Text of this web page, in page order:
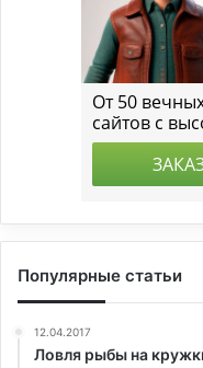
Популярные статьи
12.04.2017
Ловля рыбы на